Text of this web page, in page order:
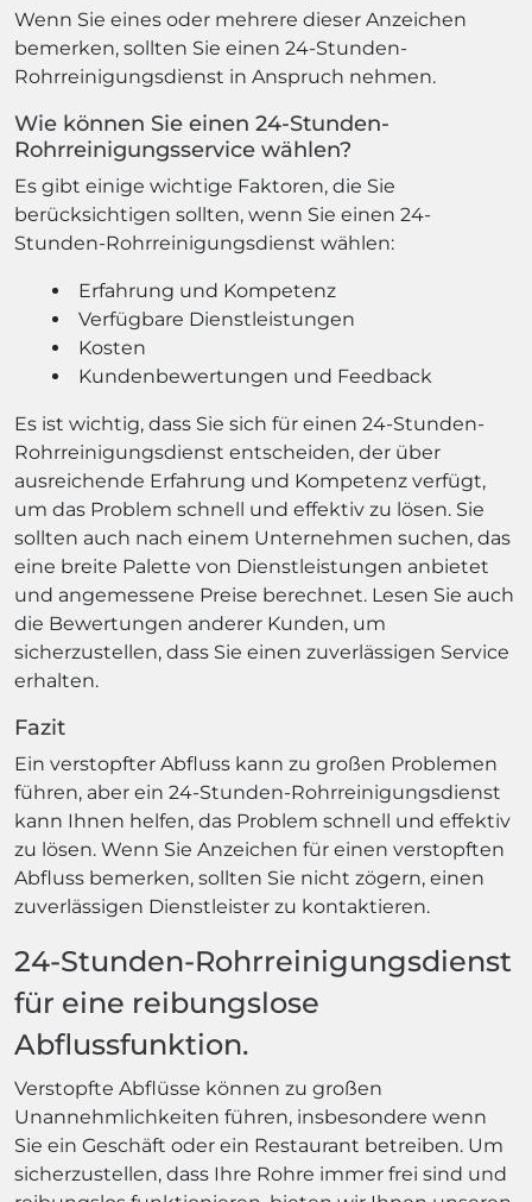
Wenn Sie eines oder mehrere dieser Anzeichen
bemerken, sollten Sie einen 24-Stunden-
Rohrreinigungsdienst in Anspruch nehmen.
Wie können Sie einen 24-Stunden-
Rohrreinigungsservice wählen?
Es gibt einige wichtige Faktoren, die Sie
berücksichtigen sollten, wenn Sie einen 24-
Stunden-Rohrreinigungsdienst wählen:
Erfahrung und Kompetenz
Verfügbare Dienstleistungen
Kosten
Kundenbewertungen und Feedback
Es ist wichtig, dass Sie sich für einen 24-Stunden-
Rohrreinigungsdienst entscheiden, der über
ausreichende Erfahrung und Kompetenz verfügt,
um das Problem schnell und effektiv zu lösen. Sie
sollten auch nach einem Unternehmen suchen, das
eine breite Palette von Dienstleistungen anbietet
und angemessene Preise berechnet. Lesen Sie auch
die Bewertungen anderer Kunden, um
sicherzustellen, dass Sie einen zuverlässigen Service
erhalten.
Fazit
Ein verstopfter Abfluss kann zu großen Problemen
führen, aber ein 24-Stunden-Rohrreinigungsdienst
kann Ihnen helfen, das Problem schnell und effektiv
zu lösen. Wenn Sie Anzeichen für einen verstopften
Abfluss bemerken, sollten Sie nicht zögern, einen
zuverlässigen Dienstleister zu kontaktieren.
24-Stunden-Rohrreinigungsdienst
für eine reibungslose
Abflussfunktion.
Verstopfte Abflüsse können zu großen
Unannehmlichkeiten führen, insbesondere wenn
Sie ein Geschäft oder ein Restaurant betreiben. Um
sicherzustellen, dass Ihre Rohre immer frei sind und